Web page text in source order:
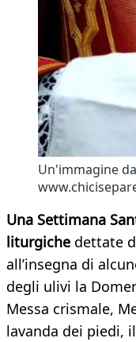
Un'immagine
Una Settimana
liturgiche dettate
all’insegna di
degli ulivi la
Messa crismale,
lavanda dei piedi,